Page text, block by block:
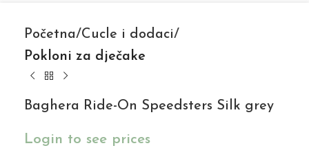
Početna Cucle i dodaci
Pokloni za dječake
Baghera Ride-On Speedsters Silk grey
Login to see prices